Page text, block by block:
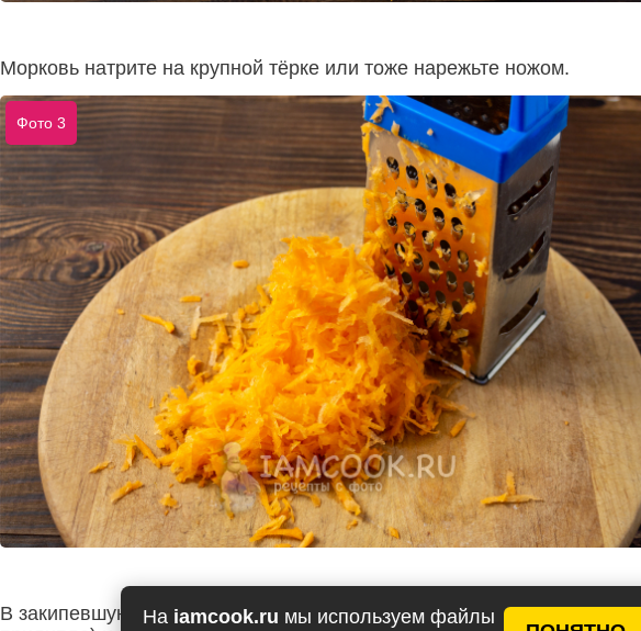
На iamcook.ru мы используем файлы
Морковь натрите на крупной тёрке или тоже нарежьте ножом.
Фото 3
В закипевшую воду всыпьте чечевицу, размешайте (чтобы она не